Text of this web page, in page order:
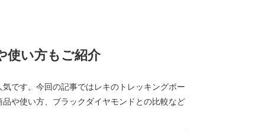
使い方もご紹介
です。今回の記事ではレキのトレッキングポー
や使い方、ブラックダイヤモンドとの比較など